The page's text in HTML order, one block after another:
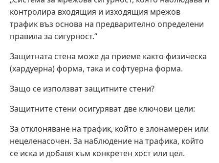
контролира входящия и изходящия мрежов
трафик въз основа на предварително определени
правила за сигурност.“
Защитната стена може да приеме както физическа
(хардуерна) форма, така и софтуерна форма.
Защо се използват защитните стени?
Защитните стени осигуряват две ключови цели:
За отклоняване на трафик, който е злонамерен или
нецеленасочен. За наблюдение на трафика, който
се иска и добавя към конкретен хост или цел.